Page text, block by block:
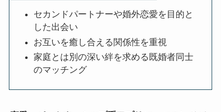
セカンドパートナーや婚外恋愛を目的と
した出会い
お互いを癒し合える関係性を重視
家庭とは別の深い絆を求める既婚者同士
のマッチング